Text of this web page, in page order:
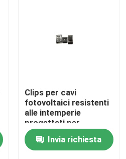
Clips per cavi
fotovoltaici resistenti
alle intemperie
progettati per
proteggere i fili solari
dallo stress
ambientale e garantire
Invia richiesta